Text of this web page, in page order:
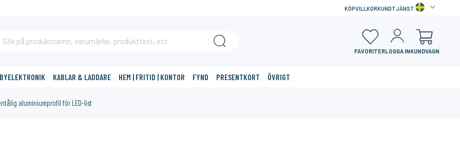
KÖPVILLKORKUNDTJÄNST
FAVORITERLOGGA INKUNDVAGN
KABLAR & LADDARE HEM | FRITID | KONTOR FYND PRESENTKORT ÖVRIGT
aluminiumprofil för LED-list